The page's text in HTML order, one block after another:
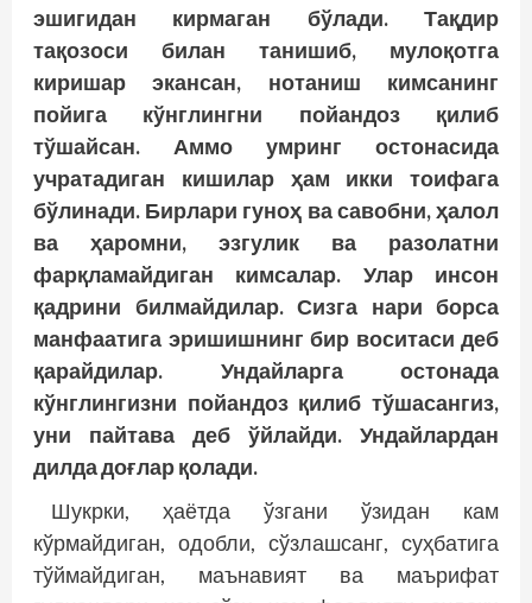
эшигидан кирмаган бўлади. Тақдир
тақозоси билан танишиб, мулоқотга
киришар экансан, нотаниш кимсанинг
пойига кўнглингни пойандоз қилиб
тўшайсан. Аммо умринг остонасида
учратадиган кишилар ҳам икки тоифага
бўлинади. Бирлари гуноҳ ва савобни, ҳалол
ва ҳаромни, эзгулик ва разолатни
фарқламайдиган кимсалар. Улар инсон
қадрини билмайдилар. Сизга нари борса
манфаатига эришишнинг бир воситаси деб
қарайдилар. Ундайларга остонада
кўнглингизни пойандоз қилиб тўшасангиз,
уни пайтава деб ўйлайди. Ундайлардан
дилда доғлар қолади.
Шукрки, ҳаётда ўзгани ўзидан кам
кўрмайдиган, одобли, сўзлашсанг, суҳбатига
тўймайдиган, маънавият ва маърифат